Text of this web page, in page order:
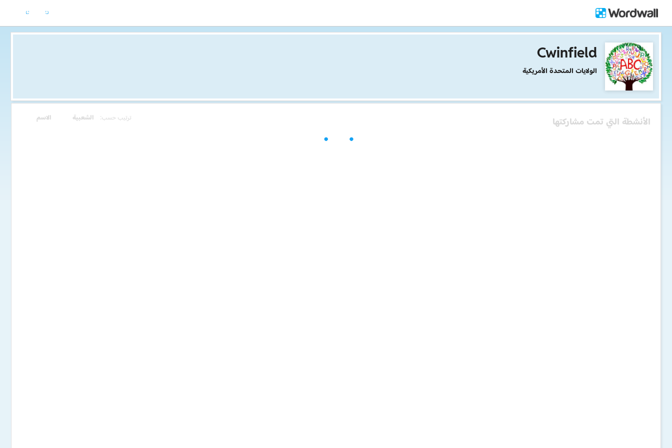
Cwinfield
الولايات المتحدة الأمريكية
ترتيب حسب: الشعبية الاسم الأنشطة التي تمت مشاركتها